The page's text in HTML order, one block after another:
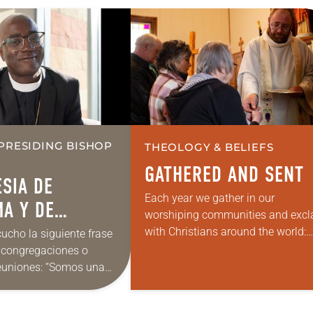
BISHOP
DE
Y DE
la siguiente frase
o
“Somos una
Me gusta esa idea
THEOLOGY & BELIEFS
GATHERED AND SENT
Each year we gather in our
worshiping communities and
with Christians around the world: